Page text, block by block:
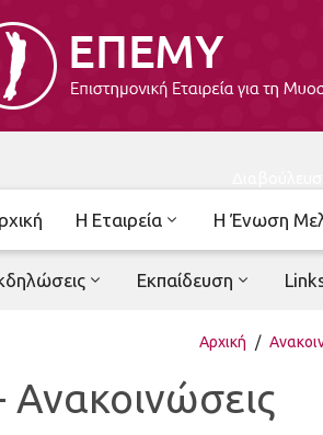
Η Εταιρεία Η Ένωση
Εκπαίδευση
Αρχική /
Ανακοινώσεις